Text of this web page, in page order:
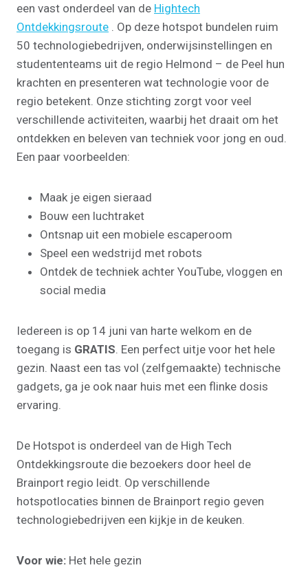
een vast onderdeel van de Hightech
Ontdekkingsroute . Op deze hotspot bundelen ruim
50 technologiebedrijven, onderwijsinstellingen en
studententeams uit de regio Helmond – de Peel hun
krachten en presenteren wat technologie voor de
regio betekent. Onze stichting zorgt voor veel
verschillende activiteiten, waarbij het draait om het
ontdekken en beleven van techniek voor jong en oud.
Een paar voorbeelden:
Maak je eigen sieraad
Bouw een luchtraket
Ontsnap uit een mobiele escaperoom
Speel een wedstrijd met robots
Ontdek de techniek achter YouTube, vloggen en
social media
Iedereen is op 14 juni van harte welkom en de
toegang is GRATIS . Een perfect uitje voor het hele
gezin. Naast een tas vol (zelfgemaakte) technische
gadgets, ga je ook naar huis met een flinke dosis
ervaring.
De Hotspot is onderdeel van de High Tech
Ontdekkingsroute die bezoekers door heel de
Brainport regio leidt. Op verschillende
hotspotlocaties binnen de Brainport regio geven
technologiebedrijven een kijkje in de keuken.
Voor wie: Het hele gezin